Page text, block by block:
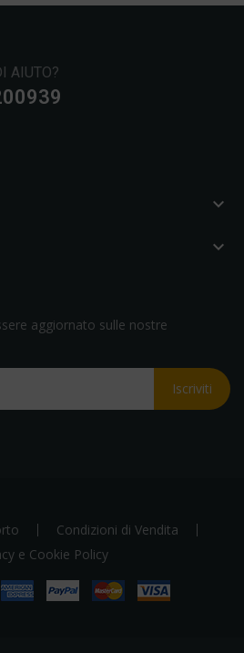
AIUTO?


aggiornato sulle nostre
Iscriviti
Condizioni di Vendita
e Cookie Policy